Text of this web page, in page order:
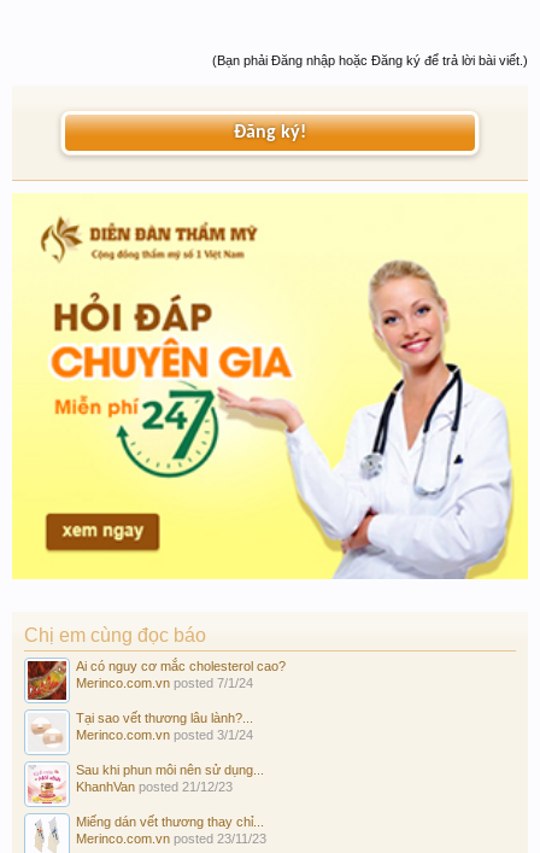
(Bạn phải Đăng nhập hoặc Đăng ký để trả lời bài viết.)
Đăng ký!
Chị em cùng đọc báo
Ai có nguy cơ mắc cholesterol cao?
Merinco.com.vn posted 7/1/24
Tại sao vết thương lâu lành?...
Merinco.com.vn posted 3/1/24
Sau khi phun môi nên sử dụng...
KhanhVan posted 21/12/23
Miếng dán vết thương thay chỉ...
Merinco.com.vn posted 23/11/23